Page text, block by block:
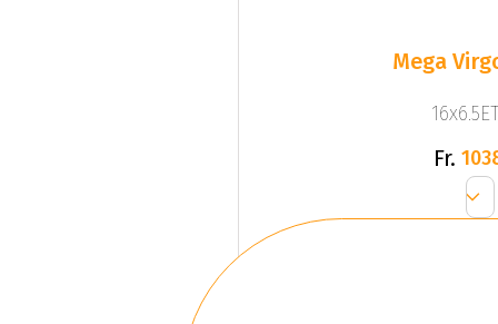
Mega
Fr.